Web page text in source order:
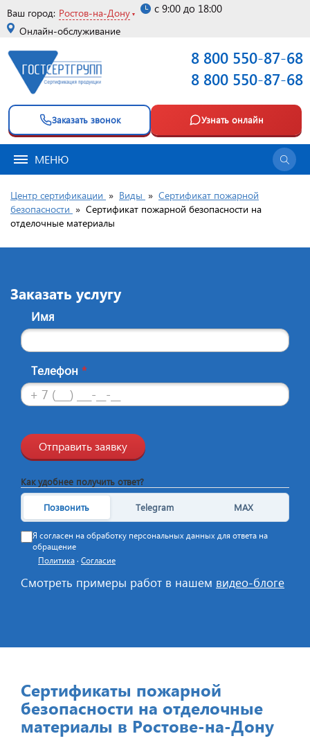
Ваш город: Ростов-на-Дону
Онлайн-обслуживание
с 9:00 до 18:00
8 800 550-87-68
8 800 550-87-68
Заказать звонок Узнать онлайн
МЕНЮ
Центр сертификации » Виды » Сертификат пожарной
безопасности » Сертификат пожарной безопасности на
отделочные материалы
Заказать услугу
Имя
Телефон *
Отправить заявку
Как удобнее получить ответ?
Позвонить Telegram MAX
Я согласен на обработку персональных данных для ответа на
обращение
Политика · Согласие
Смотреть примеры работ в нашем видео-блоге
Cертификаты пожарной
безопасности на отделочные
материалы в Ростове-на-Дону